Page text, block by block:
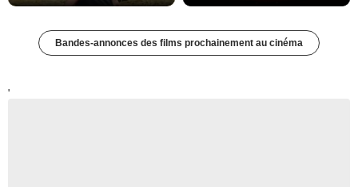
Bandes-annonces des films prochainement au cinéma
'